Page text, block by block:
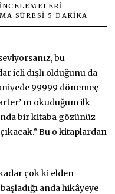
SÜRESI 5 DAKIKA
bu
içli dışlı olduğunu da
99999 dönemeç
ın okuduğum ilk
bir kitaba gözünüz
Bu o kitaplardan
çok ki elden
anda hikâyeye